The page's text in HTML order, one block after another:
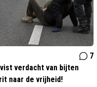
7
verdacht van bijten
naar de vrijheid!